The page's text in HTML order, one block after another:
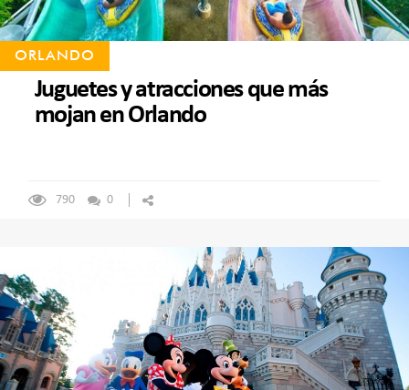
ORLANDO
Juguetes y atracciones que más
mojan en Orlando
790 0